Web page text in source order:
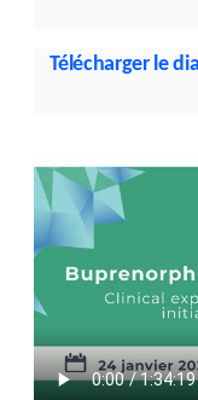
Télécharger le